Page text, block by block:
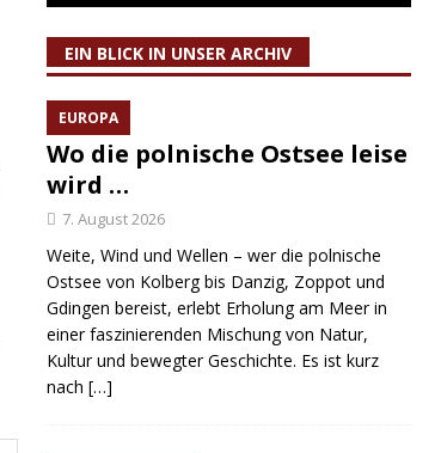
EIN BLICK IN UNSER ARCHIV
EUROPA
Wo die polnische Ostsee leise
wird …
7. August 2026
Weite, Wind und Wellen – wer die polnische
Ostsee von Kolberg bis Danzig, Zoppot und
Gdingen bereist, erlebt Erholung am Meer in
einer faszinierenden Mischung von Natur,
Kultur und bewegter Geschichte. Es ist kurz
nach […]